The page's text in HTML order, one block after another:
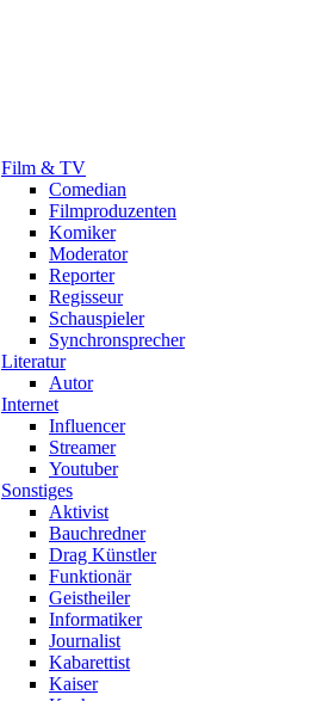
Film & TV
Comedian
Filmproduzenten
Komiker
Moderator
Reporter
Regisseur
Schauspieler
Synchronsprecher
Literatur
Autor
Internet
Influencer
Streamer
Youtuber
Sonstiges
Aktivist
Bauchredner
Drag Künstler
Funktionär
Geistheiler
Informatiker
Journalist
Kabarettist
Kaiser